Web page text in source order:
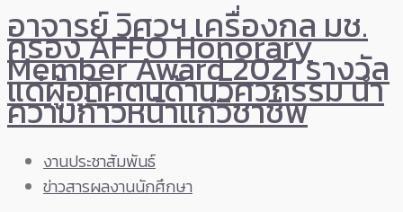
อาจารย์ วิศวฯ เครื่องกล มช.
ครอง AFFO Honorary
Member Award 2021 รางวัล
แด่ผู้อุทิศตนด้านวิศวกรรม นำ
ความก้าวหน้าแก่วิชาชีพ
งานประชาสัมพันธ์
ข่าวสารผลงานนักศึกษา